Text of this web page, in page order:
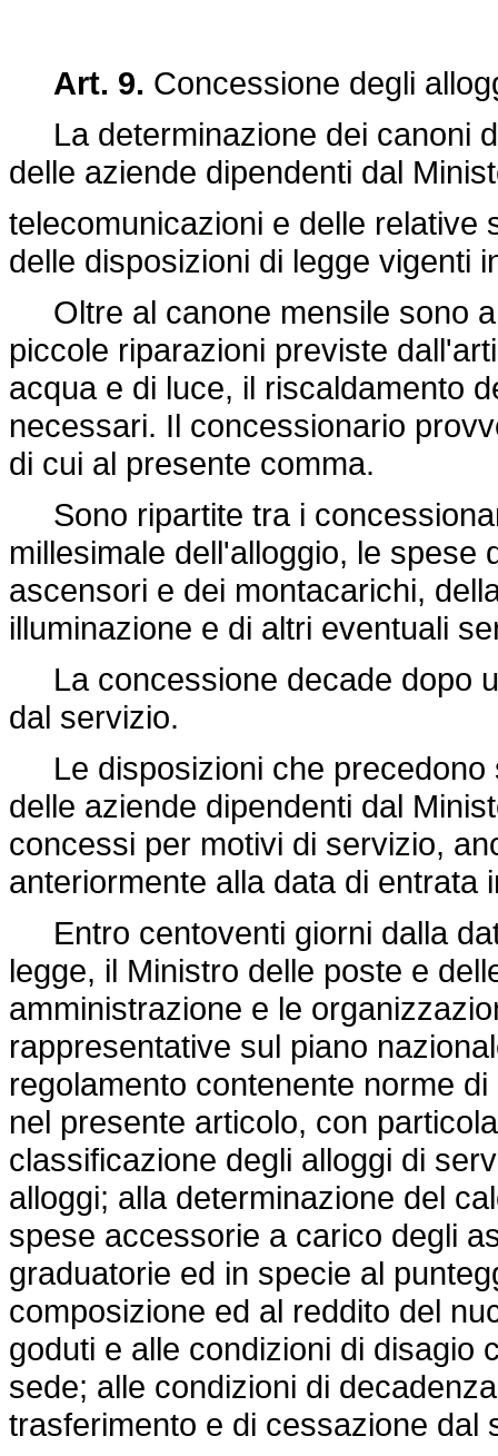
Art. 9. Concessione degli
La determinazione dei canoni
delle aziende dipendenti dal
telecomunicazioni e delle relative
delle disposizioni di legge vigenti
Oltre al canone mensile sono
piccole riparazioni previste
acqua e di luce, il riscaldamento
necessari. Il concessionario
di cui al presente comma.
Sono ripartite tra i
millesimale dell'alloggio, le spese
ascensori e dei montacarichi,
illuminazione e di altri eventuali
La concessione decade dopo
dal servizio.
Le disposizioni che precedono
delle aziende dipendenti dal
concessi per motivi di servizio,
anteriormente alla data di entrata
Entro centoventi giorni dalla
legge, il Ministro delle poste e
amministrazione e le
rappresentative sul piano
regolamento contenente norme
nel presente articolo, con
classificazione degli alloggi di
alloggi; alla determinazione del
spese accessorie a carico degli
graduatorie ed in specie al
composizione ed al reddito del
goduti e alle condizioni di disagio
sede; alle condizioni di
trasferimento e di cessazione dal